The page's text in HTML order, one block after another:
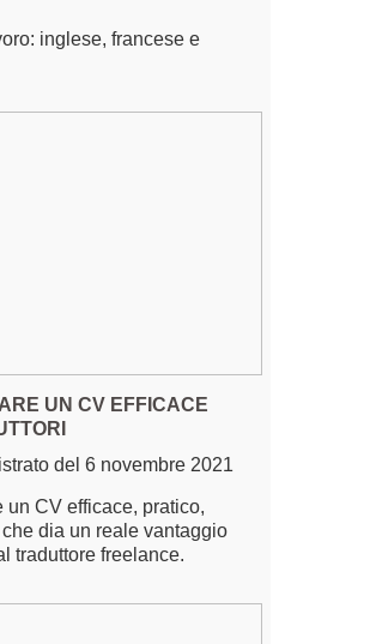
inglese, francese e
UN CV EFFICACE
del 6 novembre 2021
un CV efficace, pratico,
dia un reale vantaggio
traduttore freelance.